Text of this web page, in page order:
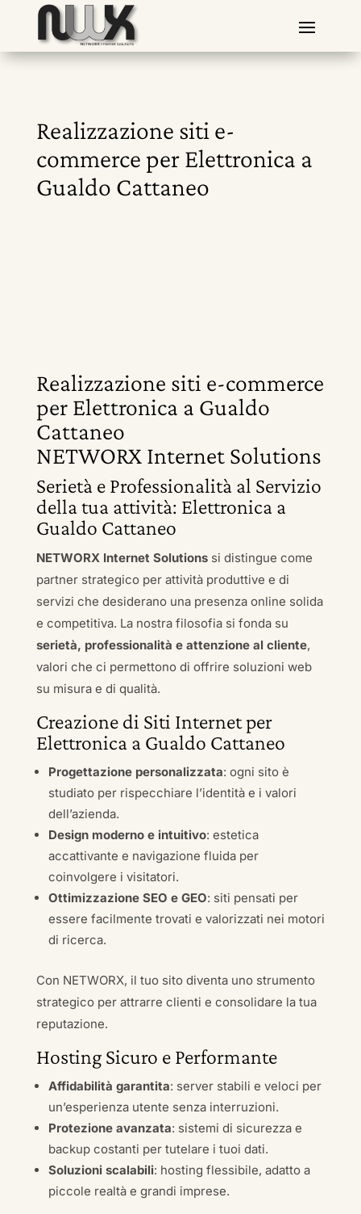
Realizzazione siti e-
commerce per Elettronica a
Gualdo Cattaneo
Realizzazione siti e-commerce
per Elettronica a Gualdo
Cattaneo
NETWORX Internet Solutions
Serietà e Professionalità al Servizio
della tua attività: Elettronica a
Gualdo Cattaneo
NETWORX Internet Solutionssi distingue come
partner strategico per attività produttive e di
servizi che desiderano una presenza online solida
e competitiva. La nostra filosofia si fonda su
serietà, professionalità e attenzione al cliente,
valori che ci permettono di offrire soluzioni web
su misura e di qualità.
Creazione di Siti Internet per
Elettronica a Gualdo Cattaneo
Progettazione personalizzata: ogni sito è
studiato per rispecchiare l’identità e i valori
dell’azienda.
Design moderno e intuitivo: estetica
accattivante e navigazione fluida per
coinvolgere i visitatori.
Ottimizzazione SEO e GEO: siti pensati per
essere facilmente trovati e valorizzati nei motori
di ricerca.
Con NETWORX, il tuo sito diventa uno strumento
strategico per attrarre clienti e consolidare la tua
reputazione.
Hosting Sicuro e Performante
Affidabilità garantita: server stabili e veloci per
un’esperienza utente senza interruzioni.
Protezione avanzata: sistemi di sicurezza e
backup costanti per tutelare i tuoi dati.
Soluzioni scalabili: hosting flessibile, adatto a
piccole realtà e grandi imprese.